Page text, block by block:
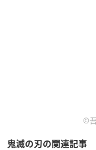
©
鬼滅の刃の関連記事